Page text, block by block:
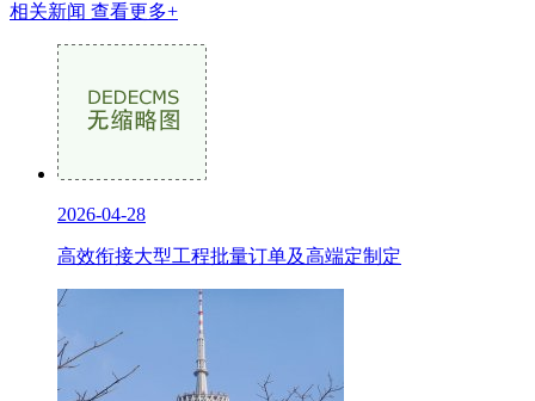
相关新闻 查看更多+
2026-04-28
高效衔接大型工程批量订单及高端定制定